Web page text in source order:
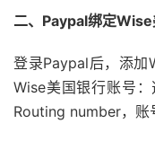
二、Paypal绑定
登录Paypal后，添加
Wise美国银行账号
Routing number，